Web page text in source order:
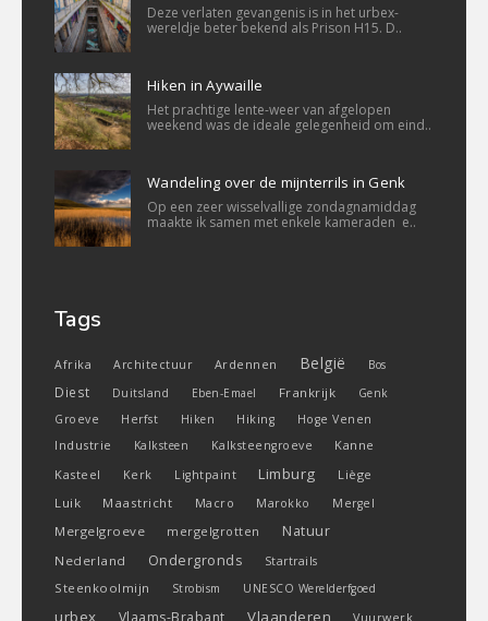
Deze verlaten gevangenis is in het urbex-
wereldje beter bekend als Prison H15. D..
Hiken in Aywaille
Het prachtige lente-weer van afgelopen
weekend was de ideale gelegenheid om eind..
Wandeling over de mijnterrils in Genk
Op een zeer wisselvallige zondagnamiddag
maakte ik samen met enkele kameraden e..
Tags
Afrika Architectuur Ardennen België Bos
Diest Duitsland Eben-Emael Frankrijk
Genk
Groeve
Herfst Hiken Hiking Hoge Venen
Industrie Kalksteen Kalksteengroeve
Kanne
Kasteel
Kerk Lightpaint Limburg
Liège
Luik
Maastricht Macro Marokko Mergel
Mergelgroeve mergelgrotten Natuur
Nederland Ondergronds Startrails
Steenkoolmijn Strobism UNESCO Werelderfgoed
urbex Vlaams-Brabant Vlaanderen Vuurwerk